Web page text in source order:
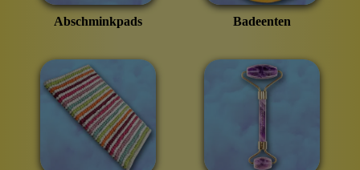
Abschminkpads Badeenten